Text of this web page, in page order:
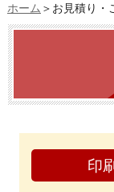
ホーム ＞お見積り・
印